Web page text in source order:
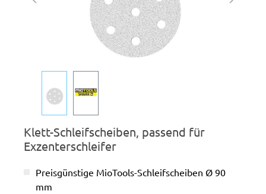
Klett-Schleifscheiben, passend für
Exzenterschleifer
Preisgünstige MioTools-Schleifscheiben Ø 90
mm